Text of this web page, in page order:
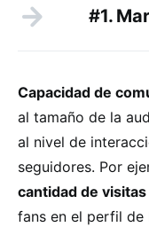
#1.
Capacidad de
al tamaño de la
al nivel de
seguidores. Por
cantidad de
fans en el perfil de